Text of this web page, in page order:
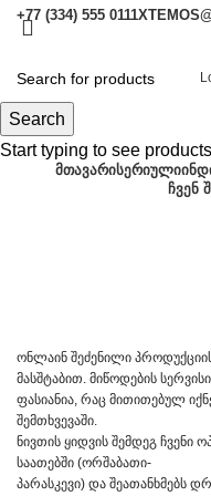
+77 (334) 555 0111
Subscribe us
ᲛᲗᲐᲕᲐᲠᲘᲡᲔᲠᲘᲣᲚᲘ
ᲩᲕᲔᲜ
ონლაინ შეძენილი
მასშტაბით. მიწოდების
ფასიანია, რაც მითითებულ
შემთხვევაში.
ნივთის ყიდვის შემდეგ ჩვენი
საათებში (ორშაბათი-
პარასკევი) და შეათანხმებს
Search
Start typing to see